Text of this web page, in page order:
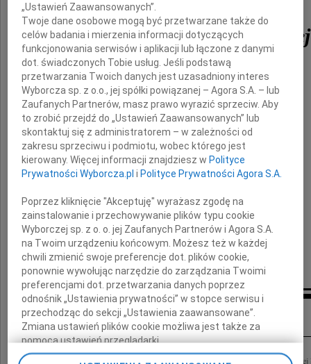
Stefanii Grodzieńskiej
Pierwszej Damy Polskiego Humoru
Rodzinie i Bliskim
składam wyrazy głębokiego współczucia
Jacek Kozłowski
Wojewoda Mazowiecki
Inne kondolencje
Z głębokim smutkiem przyjęliśmy wiadomość o śmierci Pani Stefanii
„Ustawień Zaawansowanych”.
Twoje dane osobowe mogą być przetwarzane także do
celów badania i mierzenia informacji dotyczących
funkcjonowania serwisów i aplikacji lub łączone z danymi
dot. świadczonych Tobie usług. Jeśli podstawą
przetwarzania Twoich danych jest uzasadniony interes
Wyborcza sp. z o.o., jej spółki powiązanej – Agora S.A. – lub
Zaufanych Partnerów, masz prawo wyrazić sprzeciw. Aby
to zrobić przejdź do „Ustawień Zaawansowanych” lub
skontaktuj się z administratorem – w zależności od
zakresu sprzeciwu i podmiotu, wobec którego jest
kierowany. Więcej informacji znajdziesz w Polityce
Prywatności Wyborcza.pl i Polityce Prywatności Agora S.A.
Poprzez kliknięcie "Akceptuję" wyrażasz zgodę na
zainstalowanie i przechowywanie plików typu cookie
Wyborczej sp. z o. o. jej Zaufanych Partnerów i Agora S.A.
na Twoim urządzeniu końcowym. Możesz też w każdej
chwili zmienić swoje preferencje dot. plików cookie,
ponownie wywołując narzędzie do zarządzania Twoimi
preferencjami dot. przetwarzania danych poprzez
odnośnik „Ustawienia prywatności” w stopce serwisu i
przechodząc do sekcji „Ustawienia zaawansowane”.
Zmiana ustawień plików cookie możliwa jest także za
pomocą ustawień przeglądarki.